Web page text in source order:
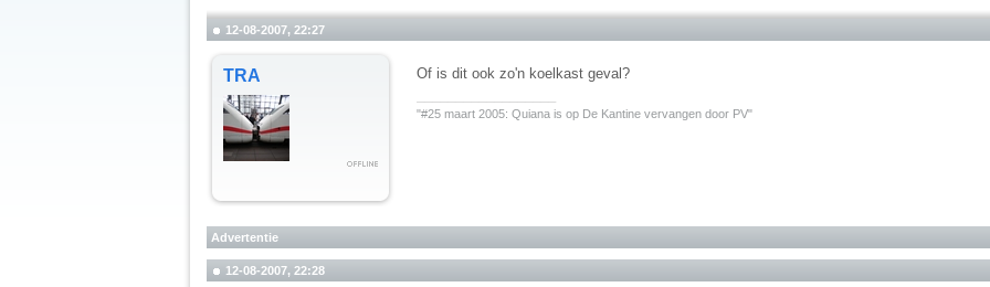
12-08-2007, 22:27
TRA
Of is dit ook zo'n koelkast geval?
"#25 maart 2005: Quiana is op De Kantine vervangen door PV"
Advertentie
12-08-2007, 22:28